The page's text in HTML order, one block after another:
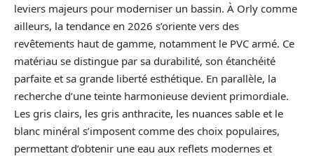
leviers majeurs pour moderniser un bassin. À Orly comme
ailleurs, la tendance en 2026 s’oriente vers des
revêtements haut de gamme, notamment le PVC armé. Ce
matériau se distingue par sa durabilité, son étanchéité
parfaite et sa grande liberté esthétique. En parallèle, la
recherche d’une teinte harmonieuse devient primordiale.
Les gris clairs, les gris anthracite, les nuances sable et le
blanc minéral s’imposent comme des choix populaires,
permettant d’obtenir une eau aux reflets modernes et